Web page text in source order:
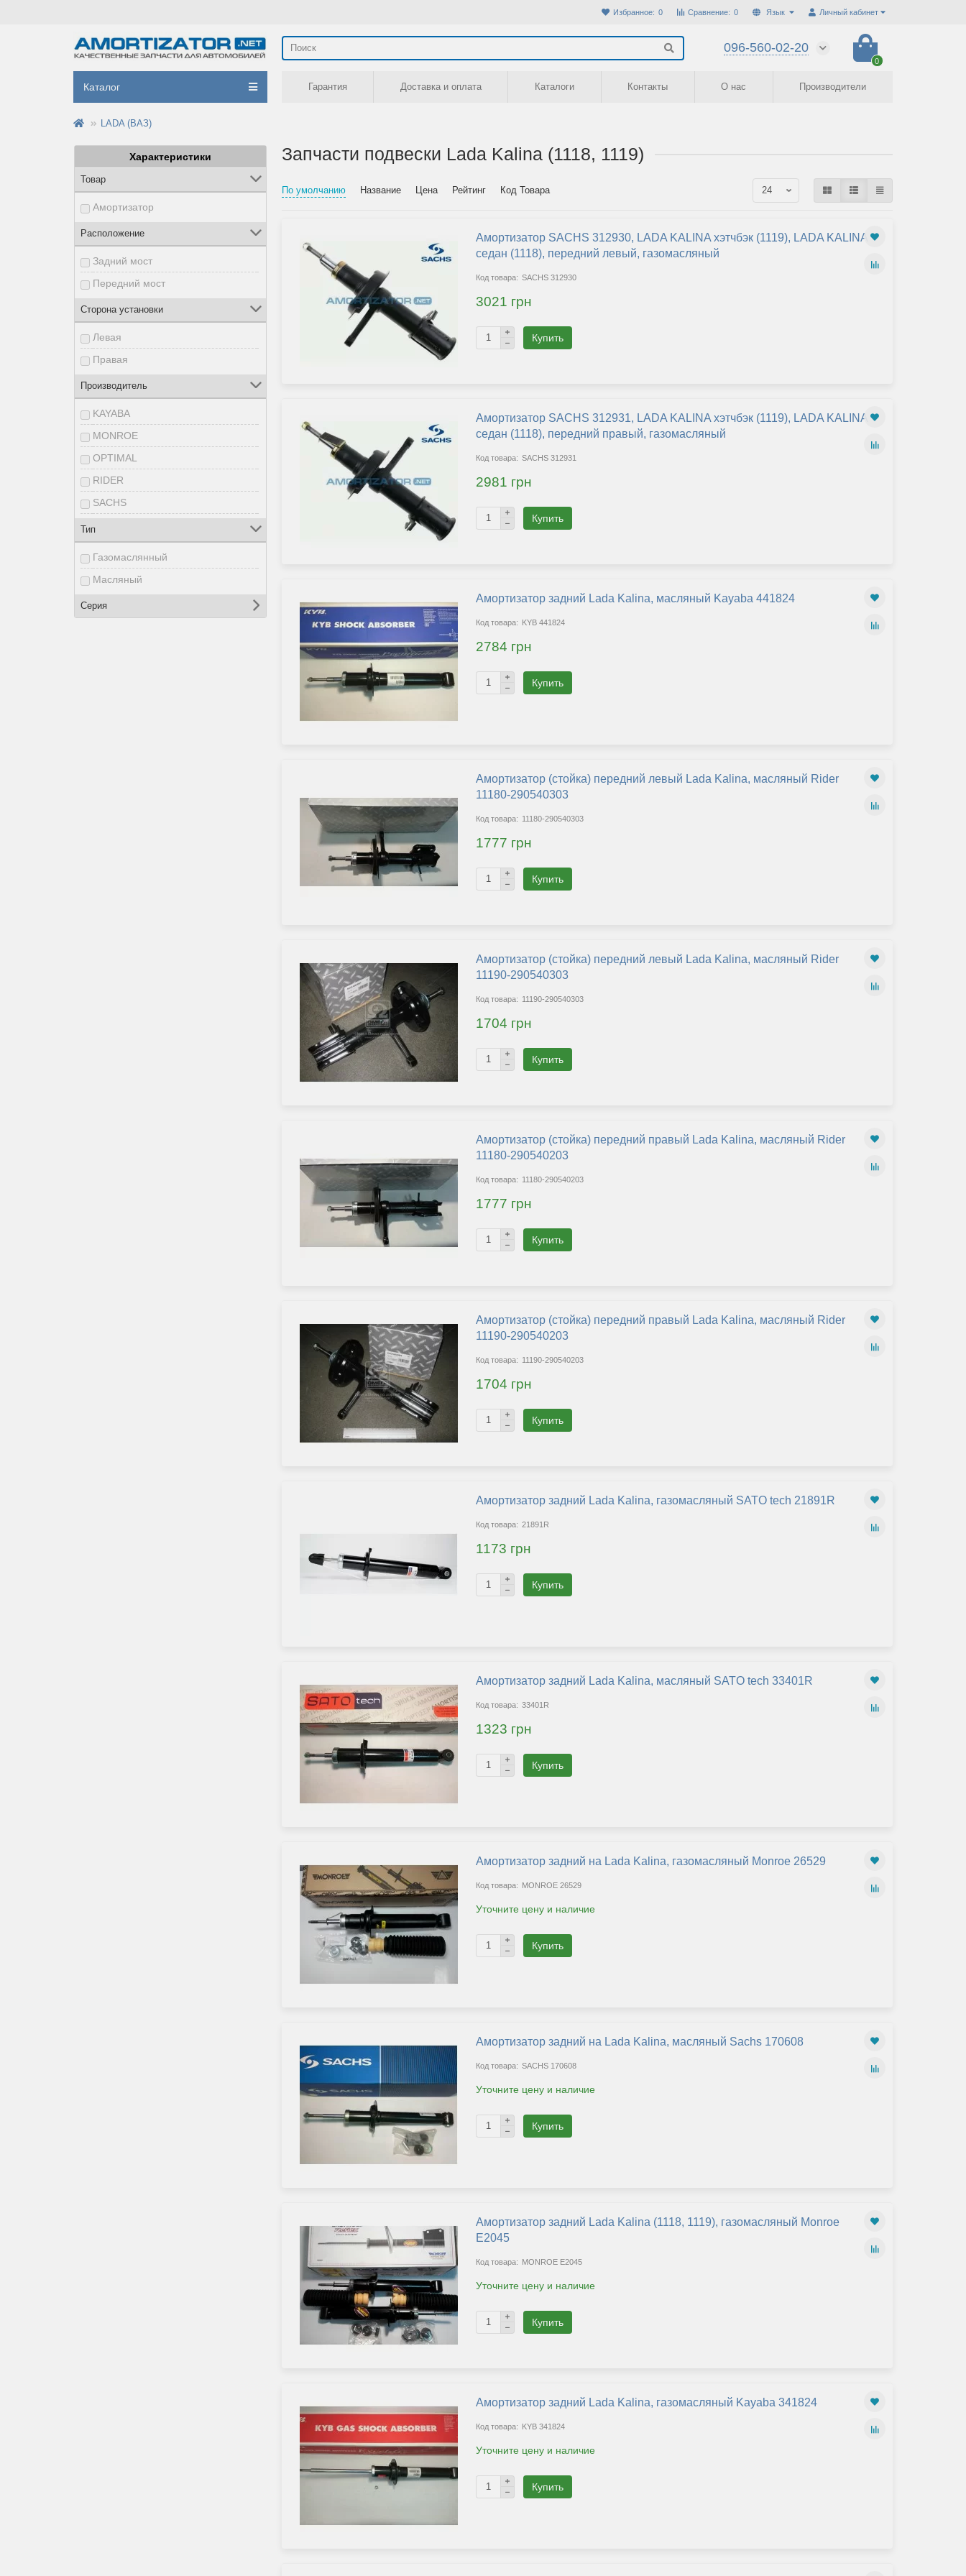
Личный кабинет
Язык
Сравнение: 0
Избранное: 0
096-560-02-20
0
Каталог Гарантия Доставка и оплата Каталоги Контакты О нас Производители
LADA (ВАЗ)
Характеристики
Товар
Амортизатор
Расположение
Задний мост
Передний мост
Сторона установки
Левая
Правая
Производитель
KAYABA
MONROE
OPTIMAL
RIDER
SACHS
SATO tech
Тип
Газомаслянный
Масляный
Серия
Язык магазина
Выберите язык магазина
Запчасти подвески Lada Kalina (1118, 1119)
По умолчанию Название Цена Рейтинг Код Товара
Амортизатор SACHS 312930, LADA KALINA хэтчбэк (1119), LADA KALINA
седан (1118), передний левый, газомасляный
SACHS 312930
3021 грн
Купить
Амортизатор SACHS 312931, LADA KALINA хэтчбэк (1119), LADA KALINA
седан (1118), передний правый, газомасляный
SACHS 312931
2981 грн
Купить
Амортизатор задний Lada Kalina, масляный Kayaba 441824
KYB 441824
2784 грн
Купить
Амортизатор (стойка) передний левый Lada Kalina, масляный Rider
11180-290540303
11180-290540303
1777 грн
Купить
Амортизатор (стойка) передний левый Lada Kalina, масляный Rider
11190-290540303
11190-290540303
1704 грн
Купить
Амортизатор (стойка) передний правый Lada Kalina, масляный Rider
11180-290540203
11180-290540203
1777 грн
Купить
Амортизатор (стойка) передний правый Lada Kalina, масляный Rider
11190-290540203
11190-290540203
1704 грн
Купить
Амортизатор задний Lada Kalina, газомасляный SATO tech 21891R
21891R
1173 грн
Купить
Амортизатор задний Lada Kalina, масляный SATO tech 33401R
33401R
1323 грн
Купить
Амортизатор задний на Lada Kalina, газомасляный Monroe 26529
MONROE 26529
Уточните цену и наличие
Купить
Амортизатор задний на Lada Kalina, масляный Sachs 170608
SACHS 170608
Уточните цену и наличие
Купить
Амортизатор задний Lada Kalina (1118, 1119), газомасляный Monroe
E2045
MONROE E2045
Уточните цену и наличие
Купить
Амортизатор задний Lada Kalina, газомасляный Kayaba 341824
KYB 341824
Уточните цену и наличие
Купить